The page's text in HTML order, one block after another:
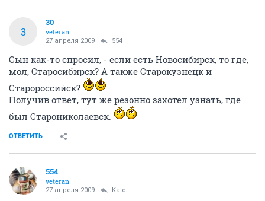
3
30
veteran
27 апреля 2009 554
Сын как-то спросил, - если есть Новосибирск, то где,
мол, Старосибирск? А также Старокузнецк и
Старороссийск?
Получив ответ, тут же резонно захотел узнать, где
был Старониколаевск.
ОТВЕТИТЬ
554
veteran
27 апреля 2009 Kato